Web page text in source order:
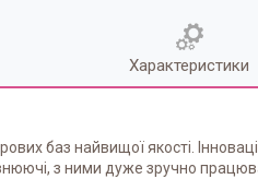
Характеристики
баз найвищої якості.
з ними дуже зручно